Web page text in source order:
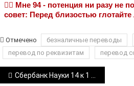
❤️‍🔥 Мне 94 - потенция ни разу не
совет: Перед близостью глотайте
Отмечено безналичные переводы
перевод по реквизитам
перевод
Навигация
Сбербанк Науки 14 к 1 График Работы • Коротко о главном